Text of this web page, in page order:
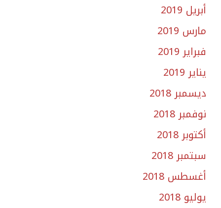
أبريل 2019
مارس 2019
فبراير 2019
يناير 2019
ديسمبر 2018
نوفمبر 2018
أكتوبر 2018
سبتمبر 2018
أغسطس 2018
يوليو 2018